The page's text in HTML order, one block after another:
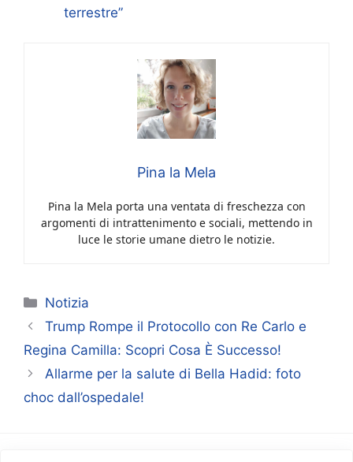
terrestre”
Pina la Mela
Pina la Mela porta una ventata di freschezza con
argomenti di intrattenimento e sociali, mettendo in
luce le storie umane dietro le notizie.
Categorie
Notizia
Trump Rompe il Protocollo con Re Carlo e
Regina Camilla: Scopri Cosa È Successo!
Allarme per la salute di Bella Hadid: foto
choc dall’ospedale!